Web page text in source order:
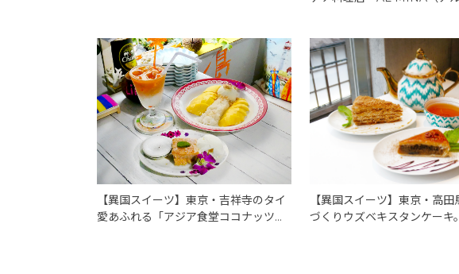
【異国スイーツ】東京・吉祥寺のタイ
愛あふれる「アジア食堂ココナッツ」
【異国スイーツ】東京・高田
づくりウズベキスタンケーキ